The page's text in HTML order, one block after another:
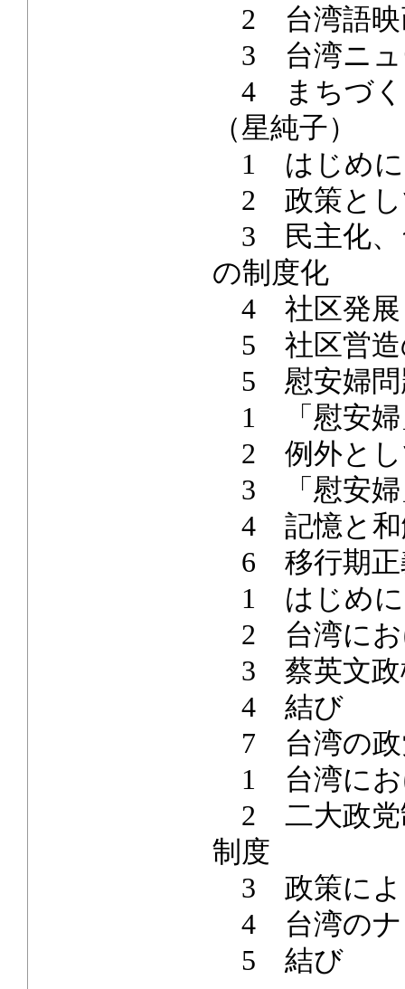
2 台湾語映
3 台湾ニュ
4 まちづく
（星純子）
1 はじめに
2 政策とし
3 民主化、
の制度化
4 社区発展
5 社区営造
5 慰安婦問
1 「慰安婦
2 例外とし
3 「慰安婦
4 記憶と和
6 移行期正
1 はじめに
2 台湾にお
3 蔡英文政
4 結び
7 台湾の政
1 台湾にお
2 二大政党
制度
3 政策によ
4 台湾のナ
5 結び